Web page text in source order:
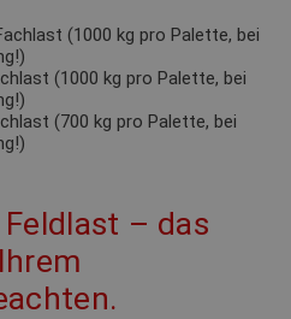
(1000 kg pro Palette, bei
(1000 kg pro Palette, bei
(700 kg pro Palette, bei
– das